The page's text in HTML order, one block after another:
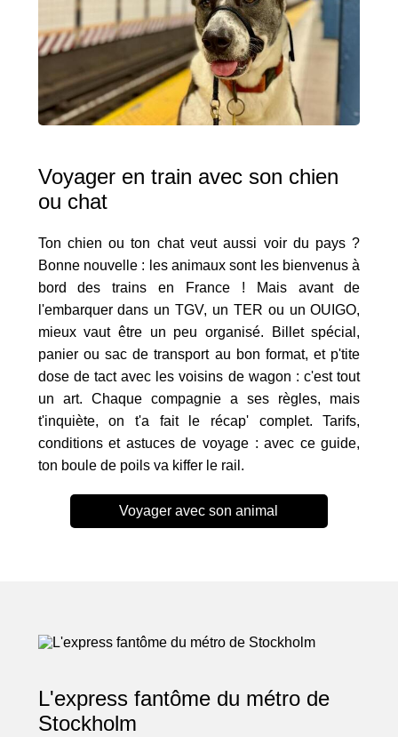
Voyager en train avec son chien
ou chat
Ton chien ou ton chat veut aussi voir du pays ?
Bonne nouvelle : les animaux sont les bienvenus à
bord des trains en France ! Mais avant de
l'embarquer dans un TGV, un TER ou un OUIGO,
mieux vaut être un peu organisé. Billet spécial,
panier ou sac de transport au bon format, et p'tite
dose de tact avec les voisins de wagon : c'est tout
un art. Chaque compagnie a ses règles, mais
t'inquiète, on t'a fait le récap' complet. Tarifs,
conditions et astuces de voyage : avec ce guide,
ton boule de poils va kiffer le rail.
Voyager avec son animal
L'express fantôme du métro de
Stockholm